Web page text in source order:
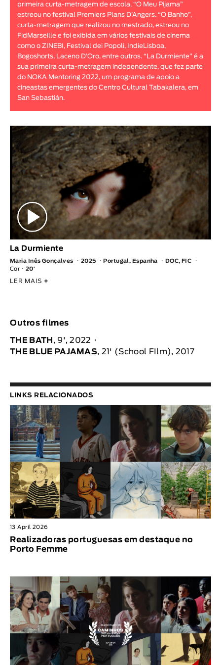
Animar
< / >
GÉNERO
Experimental
Documentário
primeira curta-metragem de escola, “O Meu Pijama”
estreou no festival Premiers Plans D’Angers. “O Banho”,
curta-metragem que realizou no mestrado, estreou no
FidMarseille e foi exibida em vários festivais de cinema
como o ZINEBI, Festival dei Popoli, IndieLisboa,
Bogoshorts, Laceno D’Oro, entre outros. “La Durmiente” é a
sua primeira curta-metragem independente, que fez parte
do NOKA Mentoring 2022, um programa de apoio a
cineastas emergentes do Centro Cultural Tabakalera, em
San Sebastián.
La Durmiente
Maria Inês Gonçalves 2025 Portugal, Espanha
DOC, FIC
Cor
20′
LER MAIS +
Outros filmes
THE BATH , 9', 2022
THE BLUE PAJAMAS, 21' (School FIlm), 2017
LINKS RELACIONADOS
13 April 2026
Realizadoras portuguesas em destaque no
Porto Femme